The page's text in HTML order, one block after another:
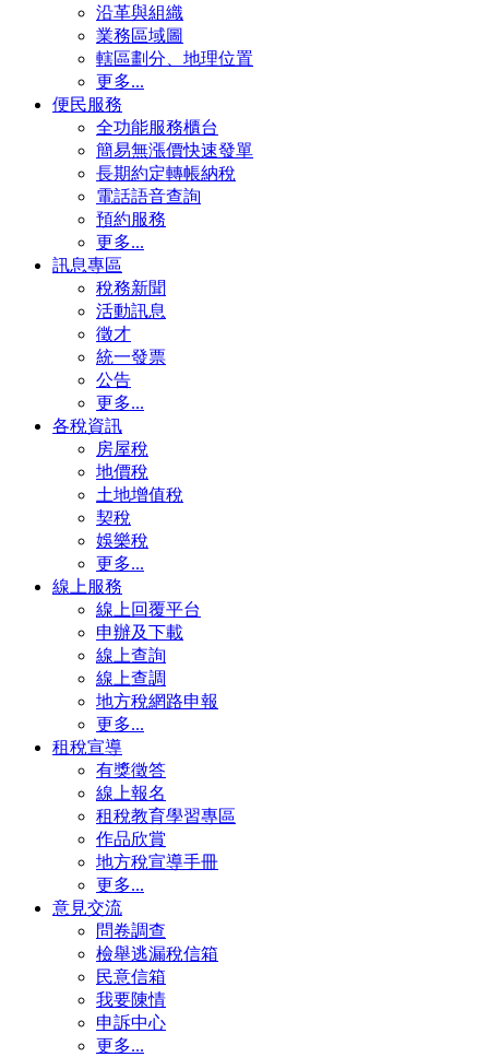
沿革與組織
業務區域圖
轄區劃分、地理位置
更多...
便民服務
全功能服務櫃台
簡易無漲價快速發單
長期約定轉帳納稅
電話語音查詢
預約服務
更多...
訊息專區
稅務新聞
活動訊息
徵才
統一發票
公告
更多...
各稅資訊
房屋稅
地價稅
土地增值稅
契稅
娛樂稅
更多...
線上服務
線上回覆平台
申辦及下載
線上查詢
線上查調
地方稅網路申報
更多...
租稅宣導
有獎徵答
線上報名
租稅教育學習專區
作品欣賞
地方稅宣導手冊
更多...
意見交流
問卷調查
檢舉逃漏稅信箱
民意信箱
我要陳情
申訴中心
更多...